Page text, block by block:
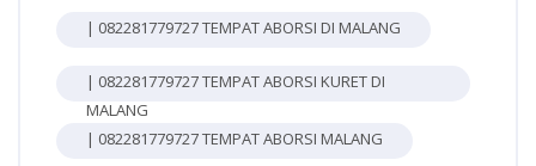
| 082281779727 TEMPAT ABORSI DI MALANG
| 082281779727 TEMPAT ABORSI KURET DI
MALANG
| 082281779727 TEMPAT ABORSI MALANG